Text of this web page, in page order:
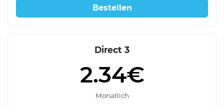
Bestellen
Direct 3
2.34€
Monatlich